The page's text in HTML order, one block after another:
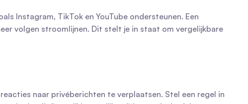
Instagram, TikTok en YouTube ondersteunen. Een
volgen stroomlijnen. Dit stelt je in staat om vergelijkbare
naar privéberichten te verplaatsen. Stel een regel in